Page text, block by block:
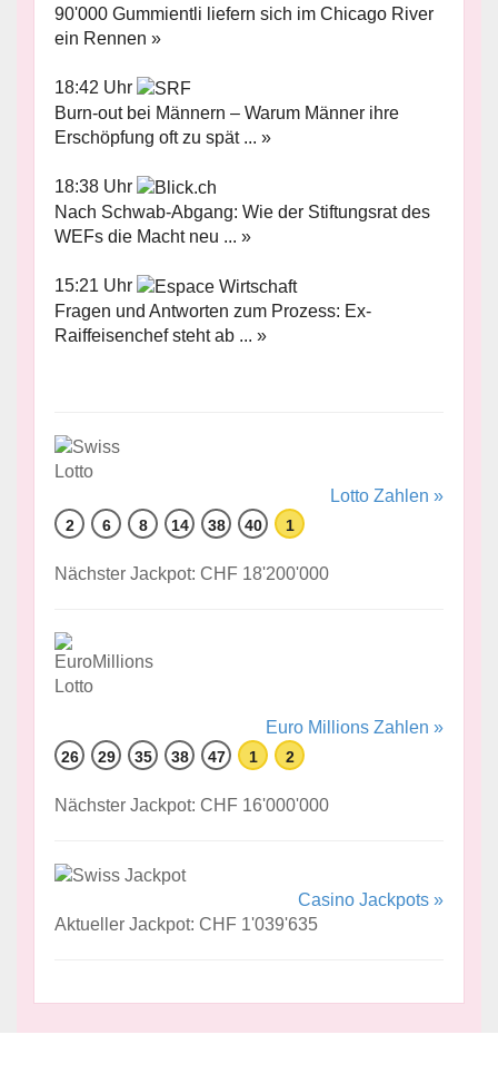
90'000 Gummientli liefern sich im Chicago River
ein Rennen »
18:42 Uhr
Burn-out bei Männern – Warum Männer ihre
Erschöpfung oft zu spät ... »
18:38 Uhr
Nach Schwab-Abgang: Wie der Stiftungsrat des
WEFs die Macht neu ... »
15:21 Uhr
Fragen und Antworten zum Prozess: Ex-
Raiffeisenchef steht ab ... »
Lotto Zahlen »
2 6 8 14 38 40 1
Nächster Jackpot: CHF 18'200'000
Euro Millions Zahlen »
26 29 35 38 47 1 2
Nächster Jackpot: CHF 16'000'000
Casino Jackpots »
Aktueller Jackpot: CHF 1'039'635